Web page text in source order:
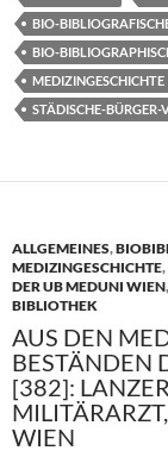
b
o
o
k
d
o
n
BIO-
BIO-
MEDIZINGESCHICHTE
STÄDISCHE-BÜRGER-
ALLGEMEINES,
MEDIZINGESCHICHTE,
DER UB MEDUNI WIEN,
BIBLIOTHEK
AUS DEN
BESTÄNDEN
[382]:
WIEN